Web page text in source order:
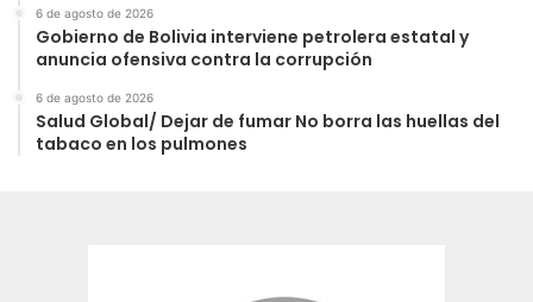
6 de agosto de 2026
Gobierno de Bolivia interviene petrolera estatal y
anuncia ofensiva contra la corrupción
6 de agosto de 2026
Salud Global/ Dejar de fumar No borra las huellas del
tabaco en los pulmones